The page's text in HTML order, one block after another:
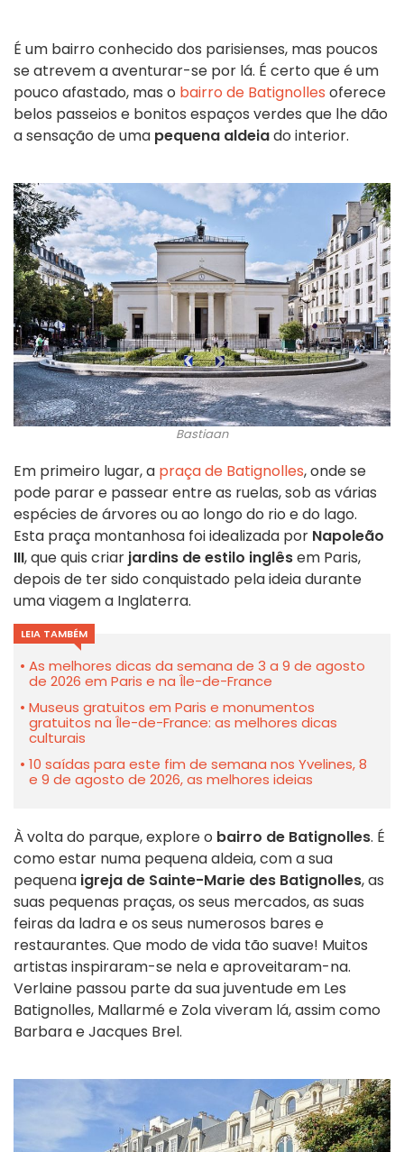
É um bairro conhecido dos parisienses, mas poucos
se atrevem a aventurar-se por lá. É certo que é um
pouco afastado, mas o bairro de Batignolles oferece
belos passeios e bonitos espaços verdes que lhe dão
a sensação de uma pequena aldeiado interior.
Bastiaan
Em primeiro lugar, a praça de Batignolles, onde se
pode parar e passear entre as ruelas, sob as várias
espécies de árvores ou ao longo do rio e do lago.
Esta praça montanhosa foi idealizada por Napoleão
III, que quis criar jardins de estilo inglêsem Paris,
depois de ter sido conquistado pela ideia durante
uma viagem a Inglaterra.
LEIA TAMBÉM
As melhores dicas da semana de 3 a 9 de agosto
de 2026 em Paris e na Île-de-France
Museus gratuitos em Paris e monumentos
gratuitos na Île-de-France: as melhores dicas
culturais
10 saídas para este fim de semana nos Yvelines, 8
e 9 de agosto de 2026, as melhores ideias
À volta do parque, explore o bairro de Batignolles. É
como estar numa pequena aldeia, com a sua
pequena igreja de Sainte-Marie des Batignolles, as
suas pequenas praças, os seus mercados, as suas
feiras da ladra e os seus numerosos bares e
restaurantes. Que modo de vida tão suave! Muitos
artistas inspiraram-se nela e aproveitaram-na.
Verlaine passou parte da sua juventude em Les
Batignolles, Mallarmé e Zola viveram lá, assim como
Barbara e Jacques Brel.